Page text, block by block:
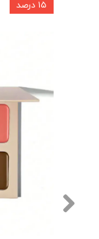
۱۵ درصد